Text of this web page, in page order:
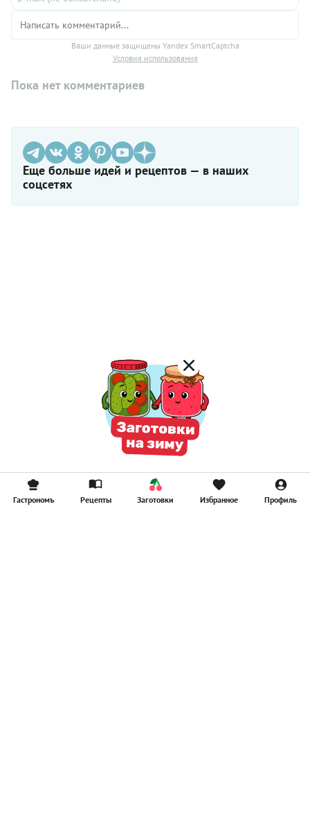
Ваши данные защищены Yandex SmartCaptcha
Условия использования
Пока нет комментариев
Еще больше идей и рецептов — в наших
соцсетях
Гастрономъ Рецепты Заготовки Избранное Профиль